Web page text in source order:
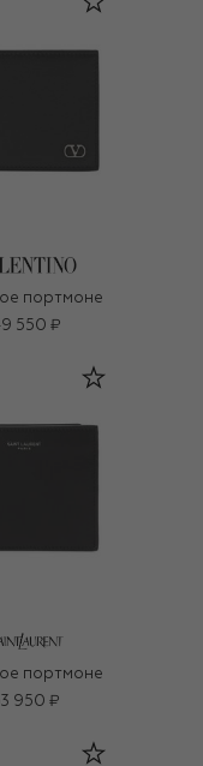
портмоне
550 ₽
портмоне
950 ₽